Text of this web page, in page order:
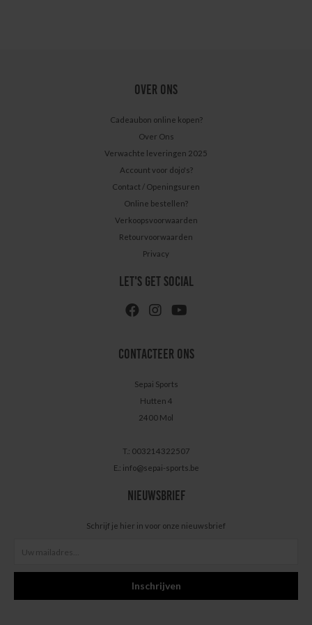
OVER ONS
Cadeaubon online kopen?
Over Ons
Verwachte leveringen 2025
Account voor dojo's?
Contact / Openingsuren
Online bestellen?
Verkoopsvoorwaarden
Retourvoorwaarden
Privacy
LET'S GET SOCIAL
CONTACTEER ONS
Sepai Sports
Hutten 4
2400 Mol
T.: 003214322507
E.: info@sepai-sports.be
NIEUWSBRIEF
Schrijf je hier in voor onze nieuwsbrief
Inschrijven